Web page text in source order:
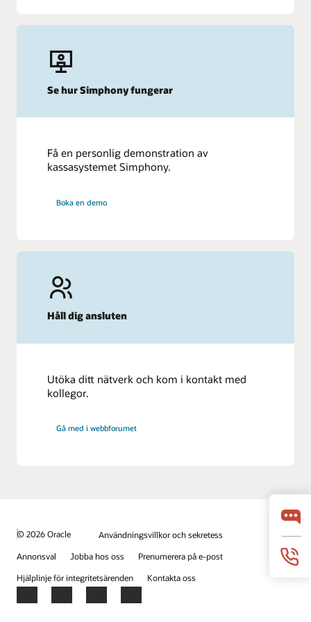
Se hur Simphony fungerar
Få en personlig demonstration av
kassasystemet Simphony.
Boka en demo
Håll dig ansluten
Utöka ditt nätverk och kom i kontakt med
kollegor.
Gå med i webbforumet
© 2026 Oracle
Användningsvillkor och sekretess
Annonsval
Jobba hos oss
Prenumerera på e-post
Hjälplinje för integritetsärenden
Kontakta oss
Facebook
X LinkedInYouTube